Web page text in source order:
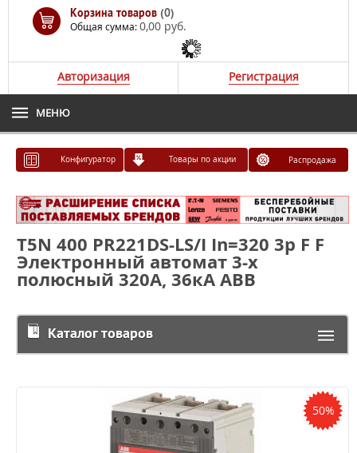
Корзина товаров (0)
Общая сумма:0,00 руб.
Авторизация Регистрация
МЕНЮ
Конфигуратор Товары по акции Распродажа
T5N 400 PR221DS-LS/I In=320 3p F F
Электронный автомат 3-х
полюсный 320А, 36кА ABB
Каталог товаров
50%